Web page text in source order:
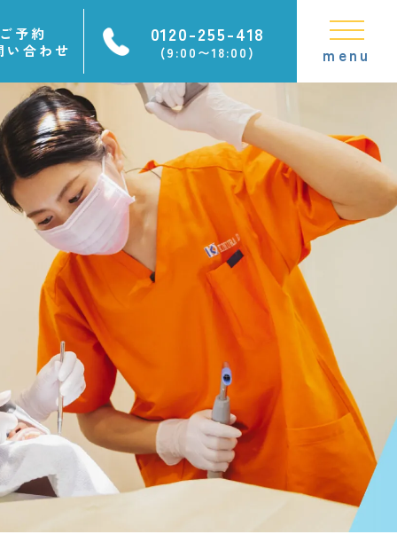
ご予約
い合わせ
0120-255-418
(9:00〜18:00) menu